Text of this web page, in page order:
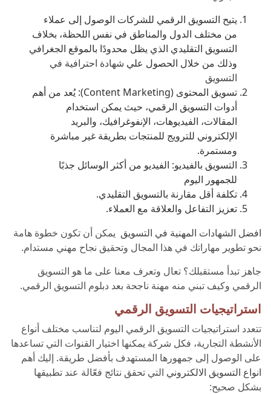
يتيح التسويق الرقمي للشركات الوصول إلى عملاء
من مختلف الدول والمناطق في نفس اللحظة، بخلاف
التسويق التقليدي الذي يظل محدودًا بالموقع الجغرافي
وذلك من خلال الحصول علي شهادة احترافية في
التسويق
تسويق المحتوى (Content Marketing): يُعد من أهم
أدوات التسويق الرقمي، حيث يمكن استخدام
المقالات، الفيديوهات، الإنفوغرافيك، والبريد
الإلكتروني للترويج للمنتجات بطريقة غير مباشرة
ومستمرة.
التسويق بالفيديو: الفيديو من أكثر الوسائل جذبًا
للجمهور اليوم
تكلفة أقل مقارنة بالتسويق التقليدي.
تعزيز التفاعل والعلاقة مع العملاء.
افضل الشهادات المهنية في التسويق يمكن أن تكون خطوة هامة
نحو تطوير مهاراتك في هذا المجال وتحقيق نجاح مهني مستدام.
جاهز تبدأ مستقبلك؟ تعال وتعرف معنا على ما هو التسويق
الرقمي وكيف تبني منه مهنة ناجحة بعد دبلوم التسويق الرقمي.
استراتيجيات التسويق الرقمي
تتعدد استراتيجيات التسويق الرقمي اليوم لتناسب مختلف أنواع
الأنشطة التجارية، فكل شركة يمكنها اختيار القنوات التي تساعدها
على الوصول إلى جمهورها المستهدف بأفضل طريقة. إليك أهم
انواع التسويق الالكتروني التي تحقق نتائج فعّالة عند تطبيقها
بشكل صحيح: